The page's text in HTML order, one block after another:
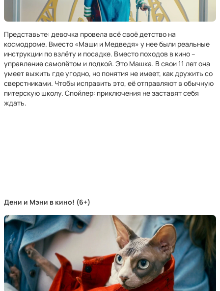
Представьте: девочка провела всё своё детство на
космодроме. Вместо «Маши и Медведя» у нее были реальные
инструкции по взлёту и посадке. Вместо походов в кино –
управление самолётом и лодкой. Это Машка. В свои 11 лет она
умеет выжить где угодно, но понятия не имеет, как дружить со
сверстниками. Чтобы исправить это, её отправляют в обычную
питерскую школу. Спойлер: приключения не заставят себя
ждать.
Дени и Мэни в кино! (6+)